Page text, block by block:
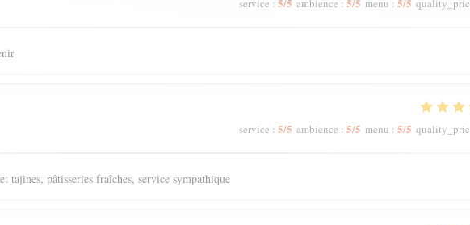
service : ambience : menu :
service : 5/5 ambience : 5/5 menu : 5/5
tajines, pâtisseries fraîches, service sympathique